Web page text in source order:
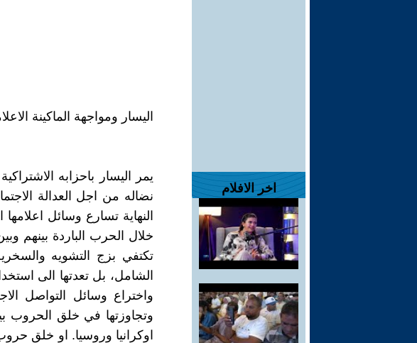
اخر الافلام
اليسار ومواجهة الماكينة
يمر اليسار باحزابه
نضاله من اجل العدالة
النهاية تسارع وسائل
خلال الحرب الباردة بينهم
تكتفي بزج التشويه
الشامل، بل تعدتها الى
واختراع وسائل التواصل
وتجاوزتها في خلق الحروب
اوكرانيا وروسيا. او خلق